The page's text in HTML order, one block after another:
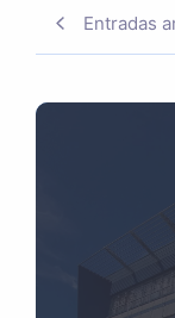
Entradas